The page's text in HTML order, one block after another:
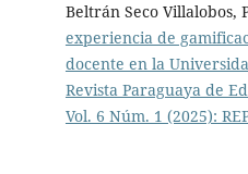
Beltrán Seco Villalobos,
experiencia de
docente en la
Revista Paraguaya de
Vol. 6 Núm. 1 (2025):